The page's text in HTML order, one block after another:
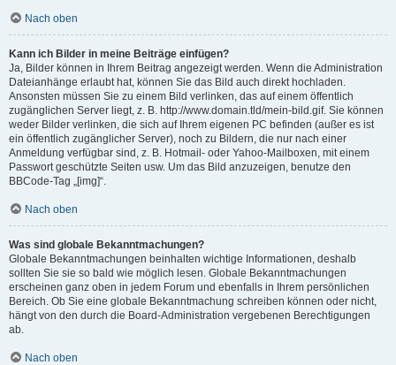
Nach oben
Kann ich Bilder in meine Beiträge einfügen?
Ja, Bilder können in Ihrem Beitrag angezeigt werden. Wenn die Administration
Dateianhänge erlaubt hat, können Sie das Bild auch direkt hochladen.
Ansonsten müssen Sie zu einem Bild verlinken, das auf einem öffentlich
zugänglichen Server liegt, z. B. http://www.domain.tld/mein-bild.gif. Sie können
weder Bilder verlinken, die sich auf Ihrem eigenen PC befinden (außer es ist
ein öffentlich zugänglicher Server), noch zu Bildern, die nur nach einer
Anmeldung verfügbar sind, z. B. Hotmail- oder Yahoo-Mailboxen, mit einem
Passwort geschützte Seiten usw. Um das Bild anzuzeigen, benutze den
BBCode-Tag „[img]“.
Nach oben
Was sind globale Bekanntmachungen?
Globale Bekanntmachungen beinhalten wichtige Informationen, deshalb
sollten Sie sie so bald wie möglich lesen. Globale Bekanntmachungen
erscheinen ganz oben in jedem Forum und ebenfalls in Ihrem persönlichen
Bereich. Ob Sie eine globale Bekanntmachung schreiben können oder nicht,
hängt von den durch die Board-Administration vergebenen Berechtigungen
ab.
Nach oben